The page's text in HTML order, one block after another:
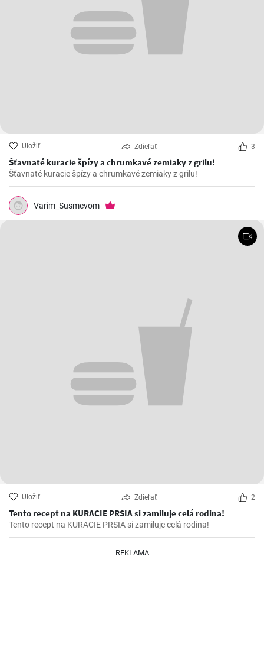
Uložiť Zdieľať 3
Šťavnaté kuracie špízy a chrumkavé zemiaky z grilu!
Šťavnaté kuracie špízy a chrumkavé zemiaky z grilu!
Varim_Susmevom
Uložiť Zdieľať 2
Tento recept na KURACIE PRSIA si zamiluje celá rodina!
Tento recept na KURACIE PRSIA si zamiluje celá rodina!
REKLAMA